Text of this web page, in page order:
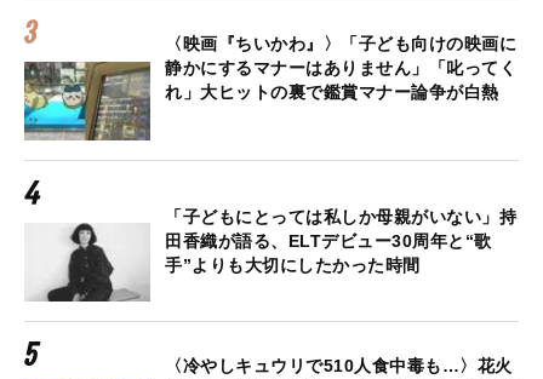
〈映画『ちいかわ』〉「子ども向けの映画に
静かにするマナーはありません」「叱ってく
れ」大ヒットの裏で鑑賞マナー論争が白熱
「子どもにとっては私しか母親がいない」持
田香織が語る、ELTデビュー30周年と“歌
手”よりも大切にしたかった時間
〈冷やしキュウリで510人食中毒も…〉花火